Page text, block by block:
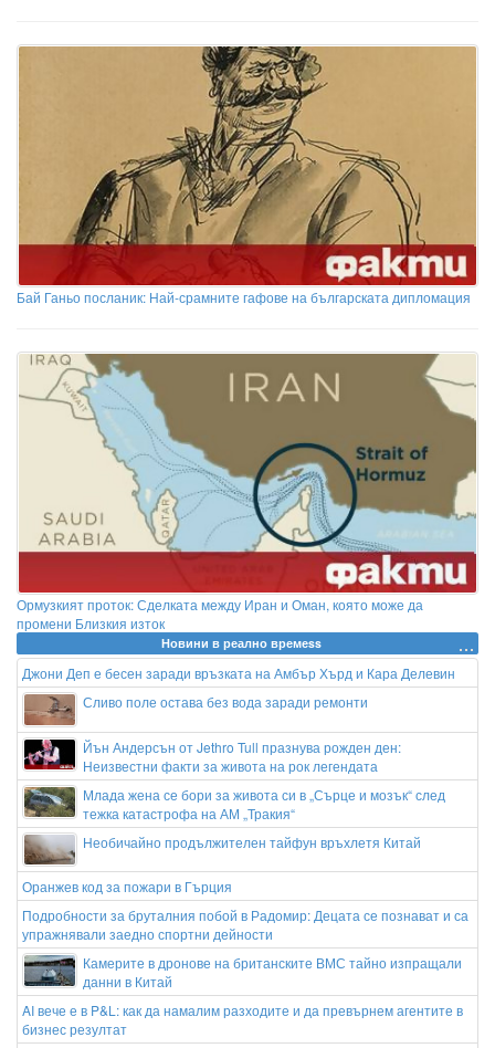
Бай Ганьо посланик: Най-срамните гафове на българската дипломация
Ормузкият проток: Сделката между Иран и Оман, която може да
промени Близкия изток
Новини в реално времеss
Джони Деп е бесен заради връзката на Амбър Хърд и Кара Делевин
Сливо поле остава без вода заради ремонти
Йън Андерсън от Jethro Tull празнува рожден ден:
Неизвестни факти за живота на рок легендата
Млада жена се бори за живота си в „Сърце и мозък“ след
тежка катастрофа на АМ „Тракия“
Необичайно продължителен тайфун връхлетя Китай
Оранжев код за пожари в Гърция
Подробности за бруталния побой в Радомир: Децата се познават и са
упражнявали заедно спортни дейности
Камерите в дронове на британските ВМС тайно изпращали
данни в Китай
AI вече е в P&L: как да намалим разходите и да превърнем агентите в
бизнес резултат